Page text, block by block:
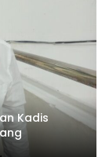
Kadis